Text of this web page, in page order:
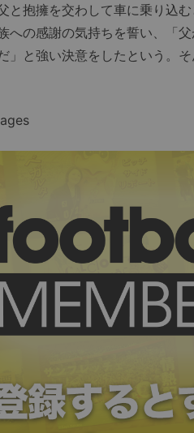
と抱擁を交わして車に乗り込
への感謝の気持ちを誓い、「
」と強い決意をしたという。